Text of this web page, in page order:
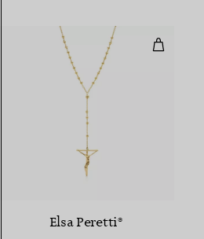
Chapelet
Elsa Peretti®